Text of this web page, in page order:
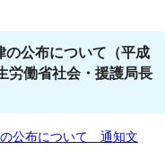
の公布について（平成
労働省社会・援護局長
公布について 通知文